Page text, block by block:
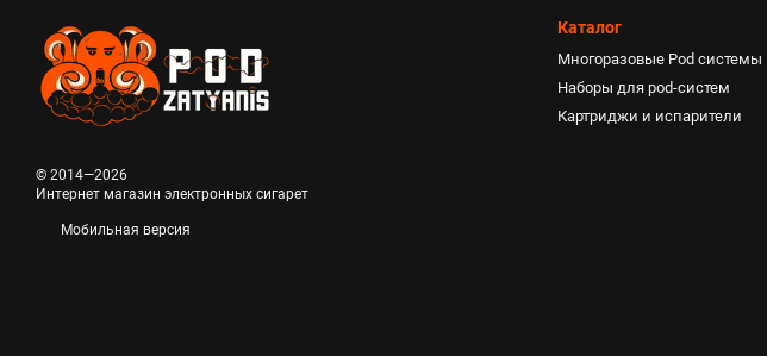
© 2014—2026
Интернет магазин электронных сигарет
Мобильная версия
Каталог
Многоразовые Pod системы
Наборы для pod-систем
Картриджи и испарители